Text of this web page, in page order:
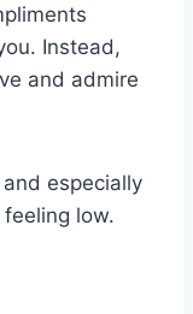
Instead,
and admire
especially
low.